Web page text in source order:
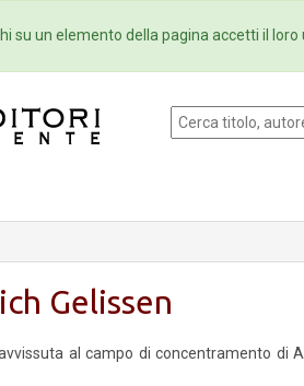
Newsletter
Gelissen
al campo di concentramento di
su un elemento della pagina accetti il